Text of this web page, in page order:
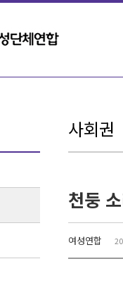
사회권
여성연합